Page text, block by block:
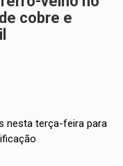
cobre e